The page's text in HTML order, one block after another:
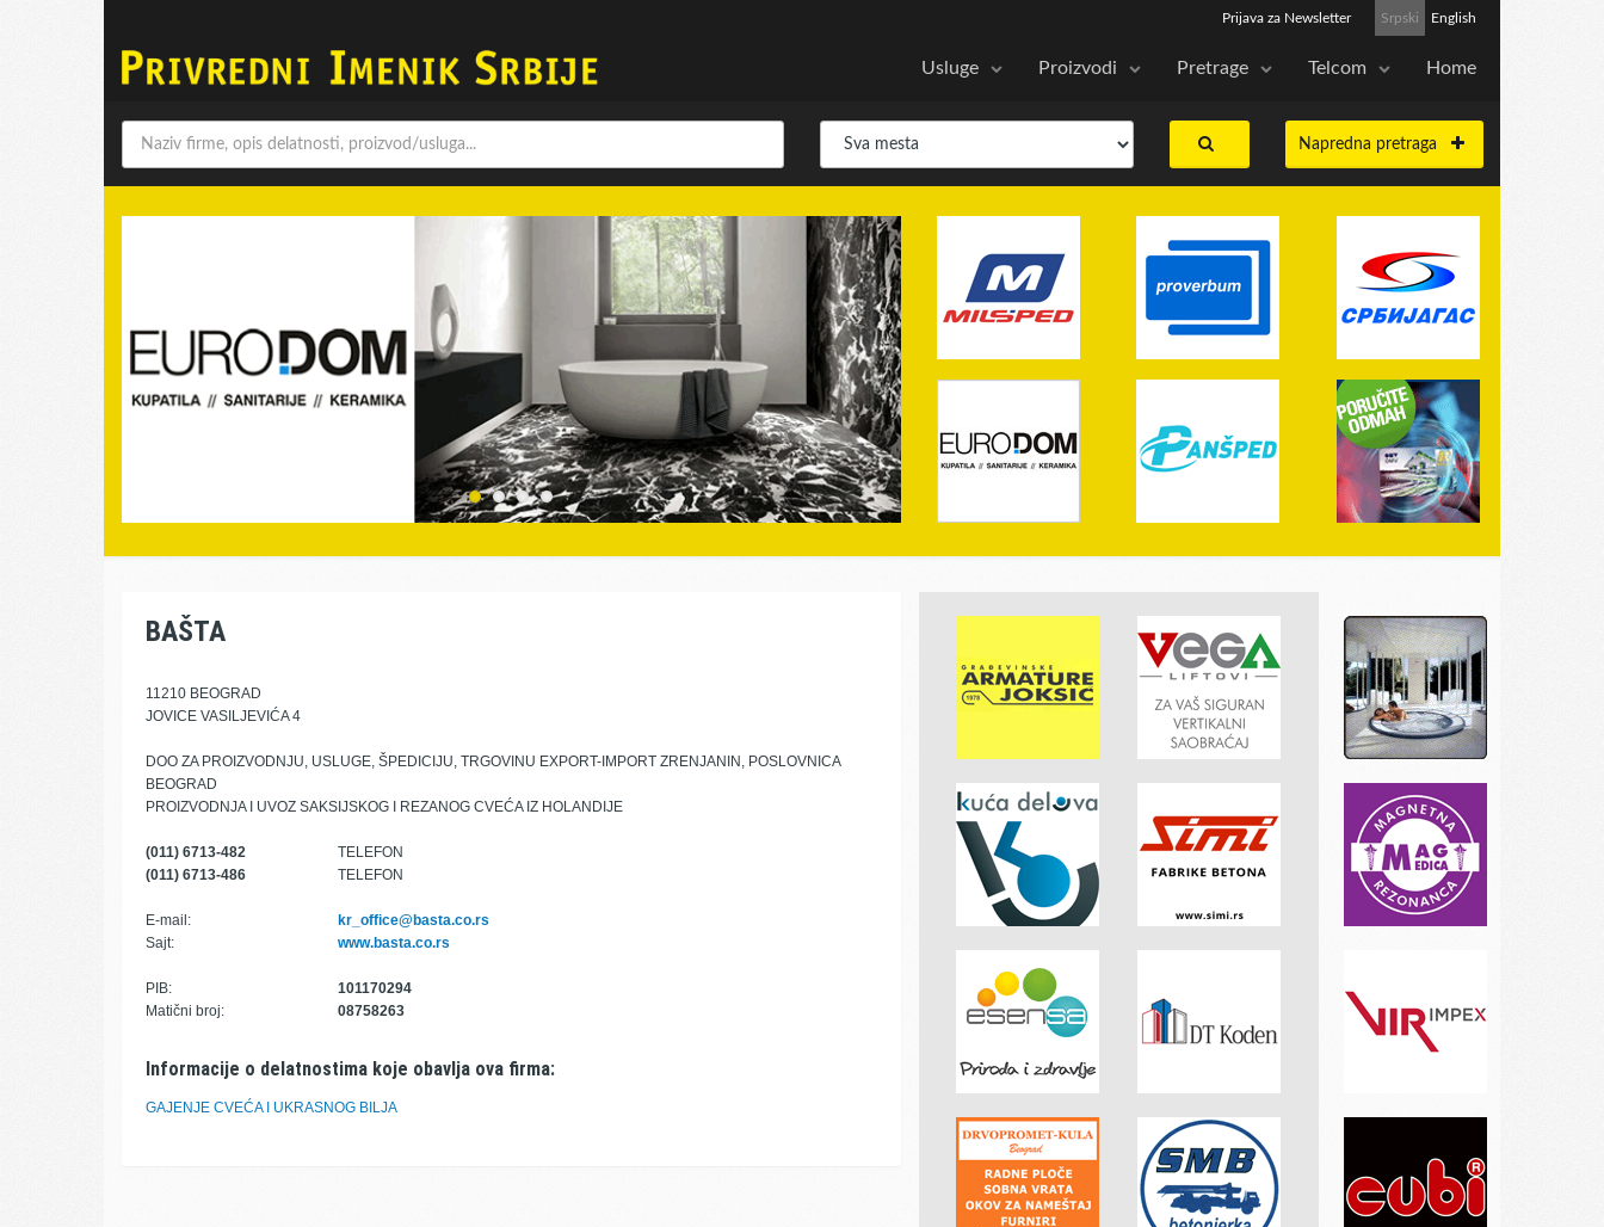
Srpski English
Prijava za Newsletter
Usluge Proizvodi Pretrage Telcom Home
Napredna pretraga
BAŠTA
11210 BEOGRAD
JOVICE VASILJEVIĆA 4
DOO ZA PROIZVODNJU, USLUGE, ŠPEDICIJU, TRGOVINU EXPORT-IMPORT ZRENJANIN, POSLOVNICA
BEOGRAD
PROIZVODNJA I UVOZ SAKSIJSKOG I REZANOG CVEĆA IZ HOLANDIJE
(011) 6713-482
TELEFON
(011) 6713-486
TELEFON
E-mail:
kr_office@basta.co.rs
Sajt:
www.basta.co.rs
PIB:
101170294
Matični broj:
08758263
Informacije o delatnostima koje obavlja ova firma:
GAJENJE CVEĆA I UKRASNOG BILJA